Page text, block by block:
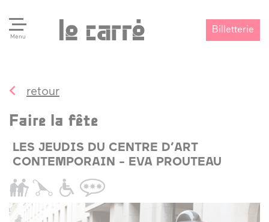
Menu
Billetterie
retour
Faire la fête
LES JEUDIS DU CENTRE D’ART
CONTEMPORAIN - EVA PROUTEAU